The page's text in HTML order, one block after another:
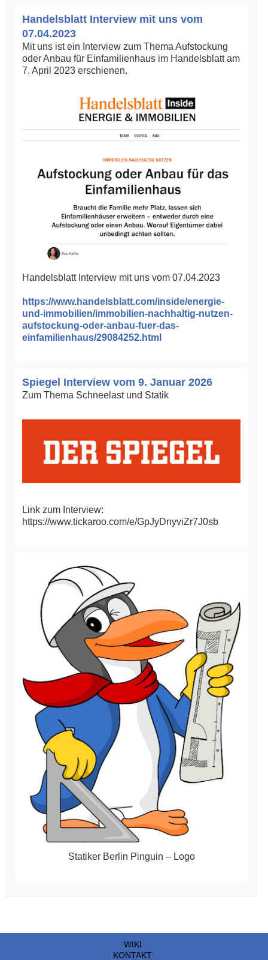
Handelsblatt Interview mit uns vom
07.04.2023
Mit uns ist ein Interview zum Thema Aufstockung
oder Anbau für Einfamilienhaus im Handelsblatt am
7. April 2023 erschienen.
Handelsblatt Interview mit uns vom 07.04.2023
https://www.handelsblatt.com/inside/energie-
und-immobilien/immobilien-nachhaltig-nutzen-
aufstockung-oder-anbau-fuer-das-
einfamilienhaus/29084252.html
Spiegel Interview vom 9. Januar 2026
Zum Thema Schneelast und Statik
Link zum Interview:
https://www.tickaroo.com/e/GpJyDnyviZr7J0sb
Statiker Berlin Pinguin – Logo
WIKI
KONTAKT